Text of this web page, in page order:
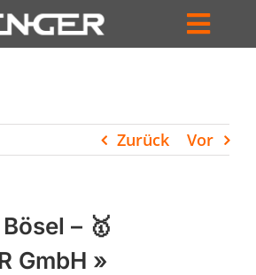
Zurück Vor
– 🥇
GmbH »